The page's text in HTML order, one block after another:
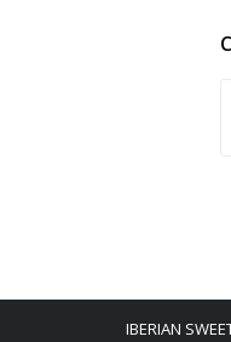
IBERIAN